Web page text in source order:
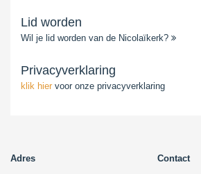
Lid worden
Wil je lid worden van de Nicolaïkerk?
Privacyverklaring
klik hier voor onze privacyverklaring
Adres Contact